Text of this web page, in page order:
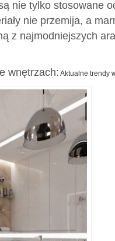
nie tylko stosowane
nie przemija, a
z najmodniejszych
wnętrzach: Aktualne trendy